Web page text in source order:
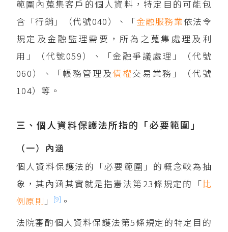
範圍內蒐集客戶的個人資料，特定目的可能包
含「行銷」（代號040）、「金融服務業依法令
規定及金融監理需要，所為之蒐集處理及利
用」（代號059）、「金融爭議處理」（代號
060）、「帳務管理及債權交易業務」（代號
104）等。
三、個人資料保護法所指的「必要範圍」
（一）內涵
個人資料保護法的「必要範圍」的概念較為抽
象，其內涵其實就是指憲法第23條規定的「比
例原則 」 [9] 。
法院審酌個人資料保護法第5條規定的特定目的